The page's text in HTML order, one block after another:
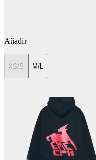
Añadir
XS/S M/L